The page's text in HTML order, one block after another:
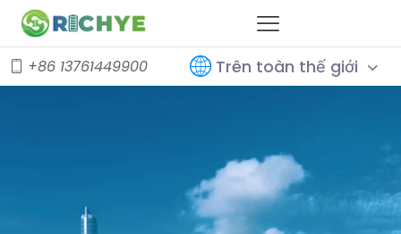
+86 13761449900 Trên toàn thế giới